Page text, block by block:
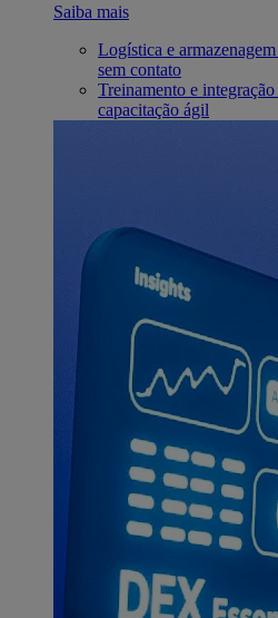
Saiba mais
Logística e armazenagem
sem contato
Treinamento e integração
capacitação ágil